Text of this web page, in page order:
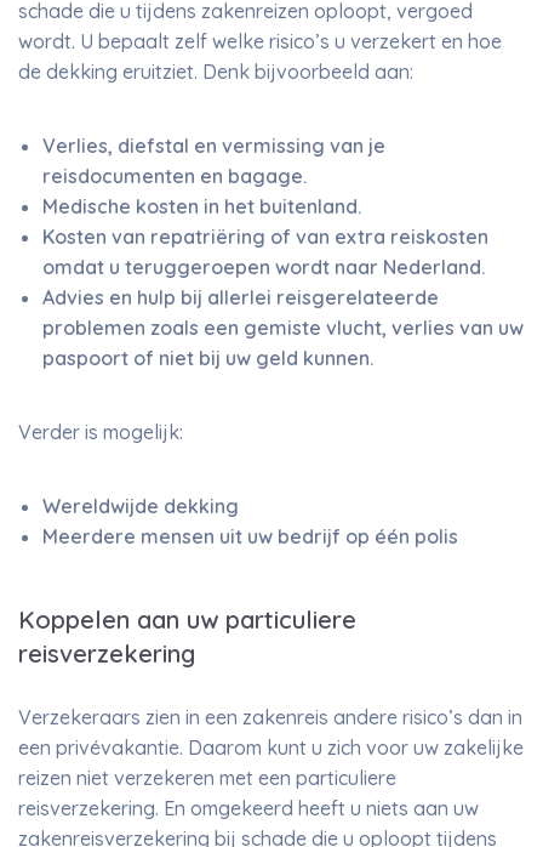
schade die u tijdens zakenreizen oploopt, vergoed
wordt. U bepaalt zelf welke risico’s u verzekert en hoe
de dekking eruitziet. Denk bijvoorbeeld aan:
Verlies, diefstal en vermissing van je
reisdocumenten en bagage.
Medische kosten in het buitenland.
Kosten van repatriëring of van extra reiskosten
omdat u teruggeroepen wordt naar Nederland.
Advies en hulp bij allerlei reisgerelateerde
problemen zoals een gemiste vlucht, verlies van uw
paspoort of niet bij uw geld kunnen.
Verder is mogelijk:
Wereldwijde dekking
Meerdere mensen uit uw bedrijf op één polis
Koppelen aan uw particuliere
reisverzekering
Verzekeraars zien in een zakenreis andere risico’s dan in
een privévakantie. Daarom kunt u zich voor uw zakelijke
reizen niet verzekeren met een particuliere
reisverzekering. En omgekeerd heeft u niets aan uw
zakenreisverzekering bij schade die u oploopt tijdens